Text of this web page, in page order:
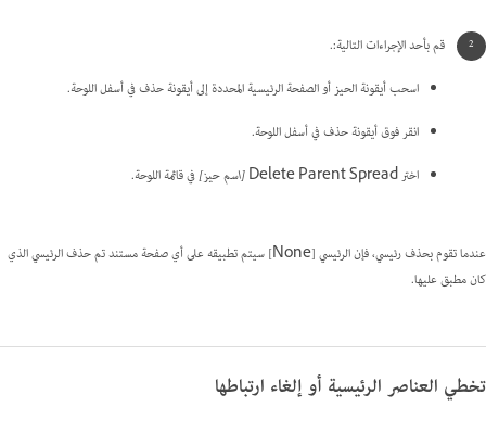
قم بأحد الإجراءات التالية:.
اسحب أيقونة الحيز أو الصفحة الرئيسية المحددة إلى أيقونة حذف في أسفل اللوحة.
انقر فوق أيقونة حذف في أسفل اللوحة.
اختر Delete Parent Spread
[اسم حيز]في قائمة اللوحة.
عندما تقوم بحذف رئيسي، فإن الرئيسي [None] سيتم تطبيقه على أي صفحة مستند تم حذف الرئيسي الذي
كان مطبق عليها.
تخطي العناصر الرئيسية أو إلغاء ارتباطها